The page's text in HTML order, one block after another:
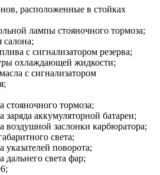
расположенные в стойках
лампы стояночного тормоза;
с сигнализатором резерва;
охлаждающей жидкости;
с сигнализатором
стояночного тормоза;
заряда аккумуляторной батареи;
воздушной заслонки карбюратора;
света;
указателей поворота;
дальнего света фар;